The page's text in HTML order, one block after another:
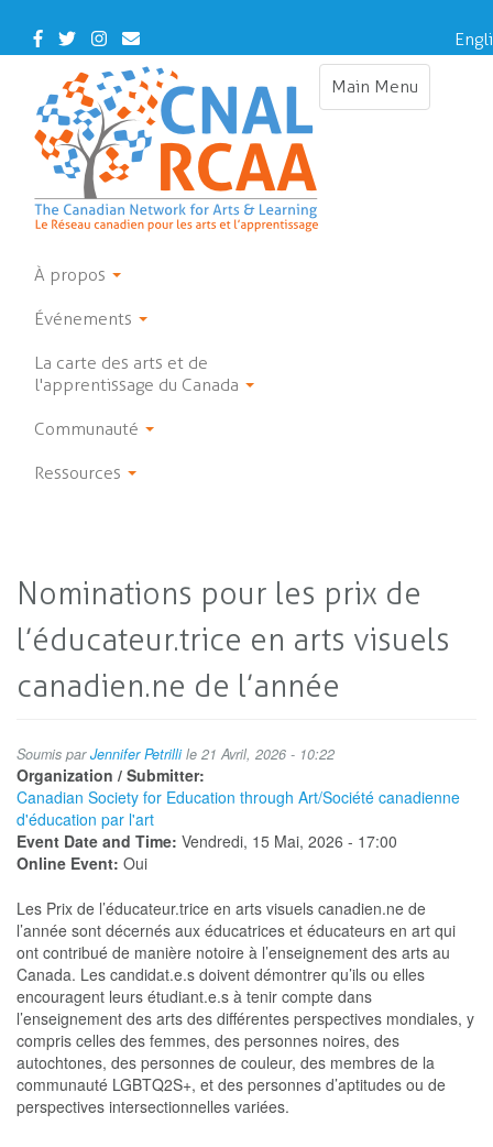
main
Facebook
TwitterInstagram
Contact
Us
Main Menu
Toggle
À propos
Événements
La carte des arts et de
l'apprentissage du Canada
Communauté
Ressources
Nominations pour les prix de
l’éducateur.trice en arts visuels
canadien.ne de l’année
Soumis parJennifer Petrillile 21 Avril, 2026 - 10:22
Organization / Submitter:
Canadian Society for Education through Art/Société canadienne
d'éducation par l'art
Event Date and Time: Vendredi, 15 Mai, 2026 - 17:00
Online Event: Oui
Les Prix de l’éducateur.trice en arts visuels canadien.ne de
l’année sont décernés aux éducatrices et éducateurs en art qui
ont contribué de manière notoire à l’enseignement des arts au
Canada. Les candidat.e.s doivent démontrer qu’ils ou elles
encouragent leurs étudiant.e.s à tenir compte dans
l’enseignement des arts des différentes perspectives mondiales, y
compris celles des femmes, des personnes noires, des
autochtones, des personnes de couleur, des membres de la
communauté LGBTQ2S+, et des personnes d’aptitudes ou de
perspectives intersectionnelles variées.